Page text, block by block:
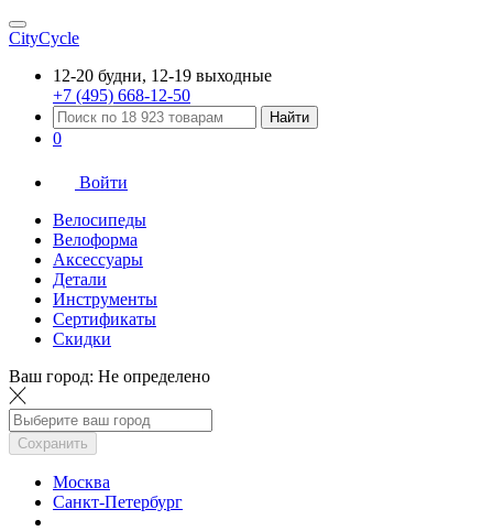
CityCycle
12-20 будни, 12-19 выходные
+7 (495) 668-12-50
Найти
0
Войти
Велосипеды
Велоформа
Аксессуары
Детали
Инструменты
Сертификаты
Скидки
Ваш город: Не определено
Сохранить
Москва
Санкт-Петербург